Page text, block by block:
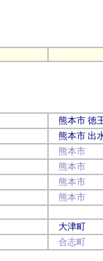
熊本市 徳
熊本市 出
熊本市
熊本市
熊本市
熊本市
大津町
合志町